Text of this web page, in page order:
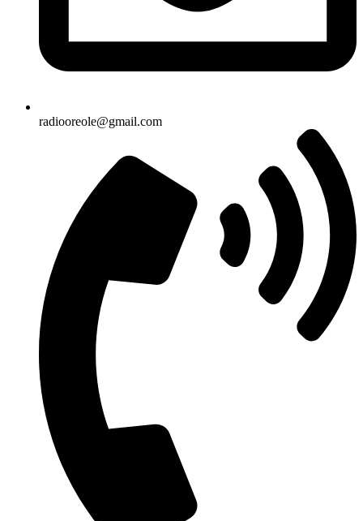
radiooreole@gmail.com